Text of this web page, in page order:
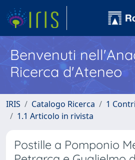
Benvenuti
Ricerca d'Ateneo
IRIS Catalogo Ricerca
1
1.1 Articolo in rivista
Postille a Pomponio